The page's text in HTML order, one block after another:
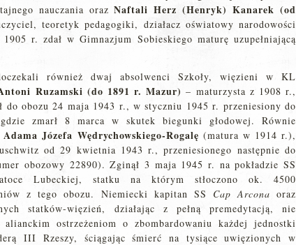
nauczania orazNaftali Herz (Henryk) Kanarek (od
teoretyk pedagogiki, działacz oświatowy narodowości
r. zdał w Gimnazjum Sobieskiego maturę uzupełniającą
również dwaj absolwenci Szkoły, więzieni w KL
Ruzamski (do 1891 r. Mazur) – maturzysta z 1908 r.,
obozu 24 maja 1943 r., w styczniu 1945 r. przeniesiony do
zmarł 8 marca w skutek biegunki głodowej. Równie
Adama Józefa Wędrychowskiego-Rogalę (matura w 1914 r.),
od 29 kwietnia 1943 r., przeniesionego następnie do
obozowy 22890). Zginął 3 maja 1945 r. na pokładzie SS
Lubeckiej, statku na którym stłoczono ok. 4500
z tego obozu. Niemiecki kapitan SS Cap Arcona oraz
statków-więzień, działając z pełną premedytacją, nie
alianckim ostrzeżeniom o zbombardowaniu każdej jednostki
III Rzeszy, ściągając śmierć na tysiące uwięzionych w